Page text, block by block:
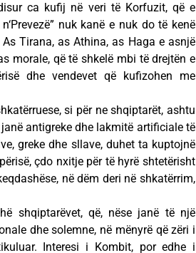
ca kufij në veri të Korfuzit, që e
nuk kanë e nuk do të kenë
Tirana, as Athina, as Haga e asnjë
morale, që të shkelë mbi të drejtën e
dhe vendevet që kufizohen me
si për ne shqiptarët, ashtu
antigreke dhe lakmitë artificiale të
greke dhe sllave, duhet ta kuptojnë
çdo nxitje për të hyrë shtetërisht
në dëm deri në shkatërrim,
shqiptarëvet, që, nëse janë të një
dhe solemne, në mënyrë që zëri i
Interesi i Kombit, por edhe i